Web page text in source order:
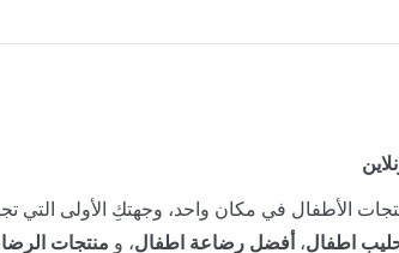
الأطفال في مكان واحد، وجهتكِ الأولى التي
اطفال، أفضل رضاعة اطفال، و منتجات